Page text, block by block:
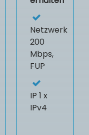
Netzwerk
200
Mbps,
FUP
IP 1 x
IPv4